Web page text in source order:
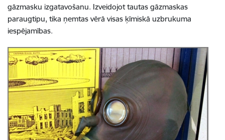
gāzmasku izgatavošanu. Izveidojot tautas gāzmaskas
paraugtipu, tika ņemtas vērā visas ķīmiskā uzbrukuma
iespējamības.